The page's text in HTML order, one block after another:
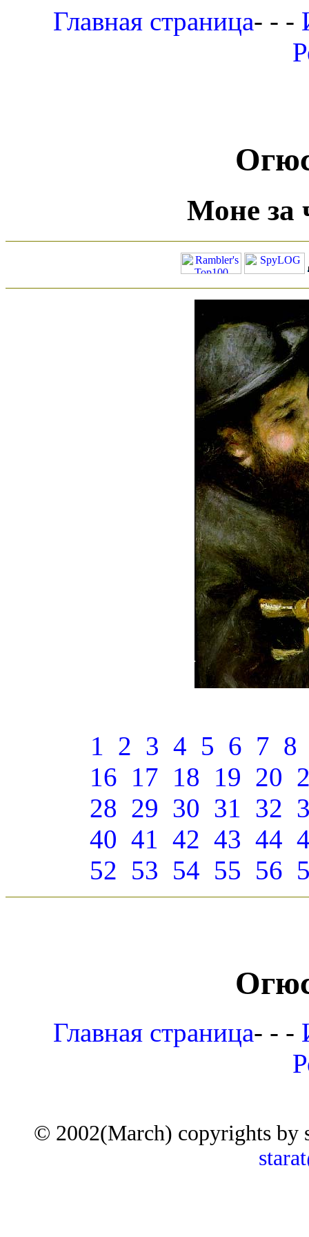
Главная страница- - -
Моне за
1 2 3 4 5 6 7 8
16 17 18 19 20
28 29 30 31 32
40 41 42 43 44
52 53 54 55 56
Главная страница- - -
© 2002(March) copyrights